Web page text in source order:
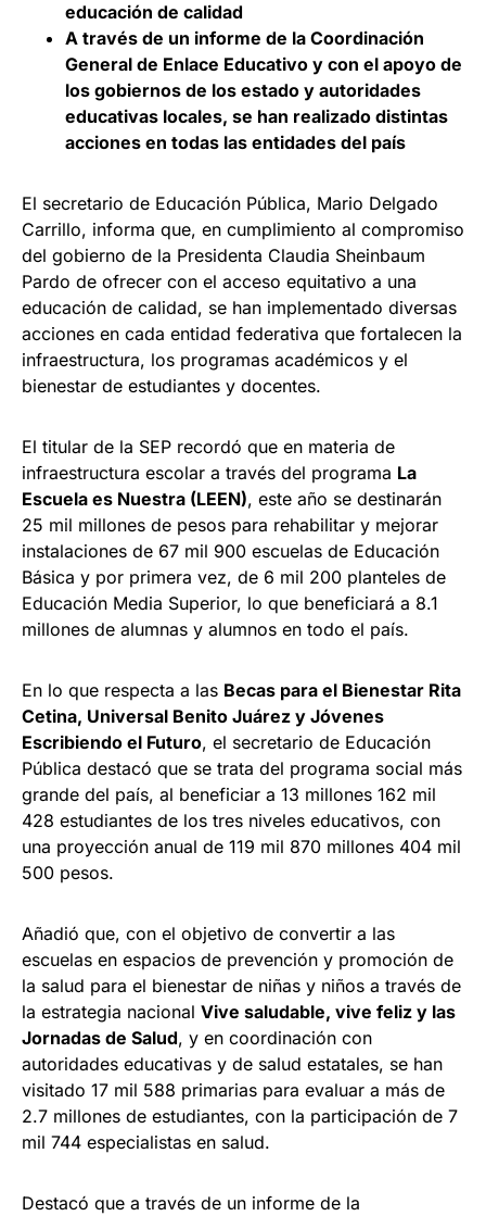
educación de calidad
A través de un informe de la Coordinación
General de Enlace Educativo y con el apoyo de
los gobiernos de los estado y autoridades
educativas locales, se han realizado distintas
acciones en todas las entidades del país
El secretario de Educación Pública, Mario Delgado
Carrillo, informa que, en cumplimiento al compromiso
del gobierno de la Presidenta Claudia Sheinbaum
Pardo de ofrecer con el acceso equitativo a una
educación de calidad, se han implementado diversas
acciones en cada entidad federativa que fortalecen la
infraestructura, los programas académicos y el
bienestar de estudiantes y docentes.
El titular de la SEP recordó que en materia de
infraestructura escolar a través del programa La
Escuela es Nuestra (LEEN), este año se destinarán
25 mil millones de pesos para rehabilitar y mejorar
instalaciones de 67 mil 900 escuelas de Educación
Básica y por primera vez, de 6 mil 200 planteles de
Educación Media Superior, lo que beneficiará a 8.1
millones de alumnas y alumnos en todo el país.
En lo que respecta a las Becas para el Bienestar Rita
Cetina, Universal Benito Juárez y Jóvenes
Escribiendo el Futuro, el secretario de Educación
Pública destacó que se trata del programa social más
grande del país, al beneficiar a 13 millones 162 mil
428 estudiantes de los tres niveles educativos, con
una proyección anual de 119 mil 870 millones 404 mil
500 pesos.
Añadió que, con el objetivo de convertir a las
escuelas en espacios de prevención y promoción de
la salud para el bienestar de niñas y niños a través de
la estrategia nacional Vive saludable, vive feliz y las
Jornadas de Salud, y en coordinación con
autoridades educativas y de salud estatales, se han
visitado 17 mil 588 primarias para evaluar a más de
2.7 millones de estudiantes, con la participación de 7
mil 744 especialistas en salud.
Destacó que a través de un informe de la